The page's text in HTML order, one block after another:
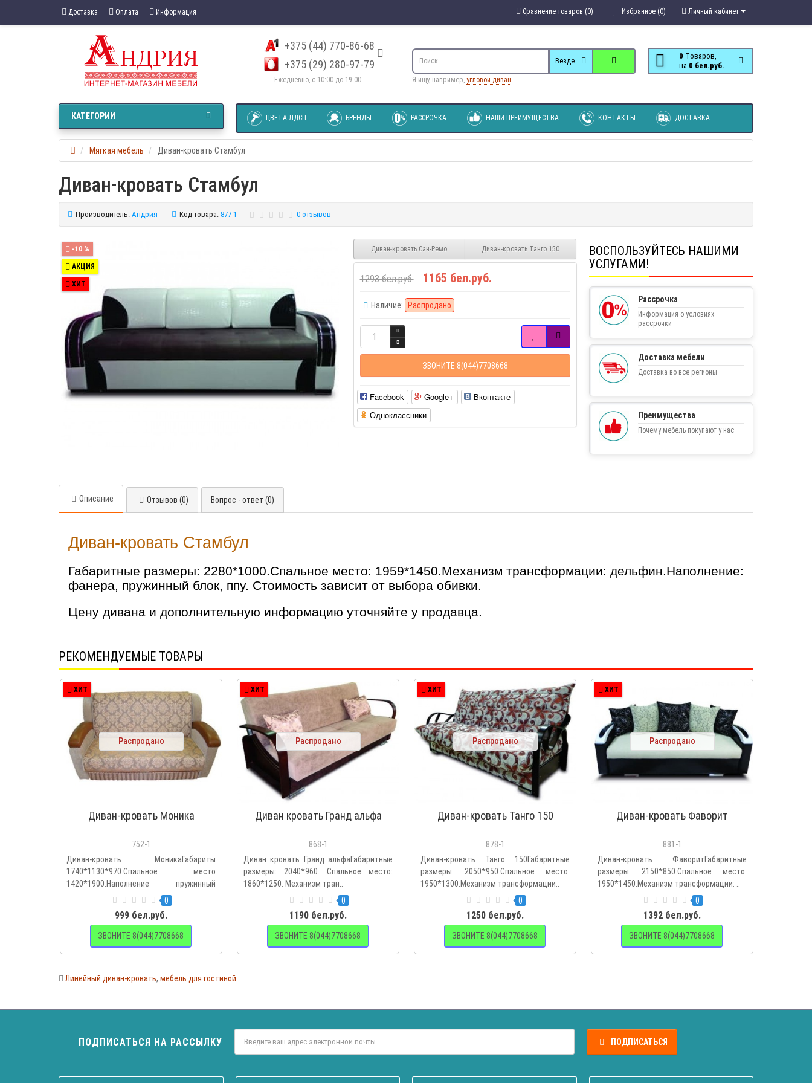
Доставка Оплата Информация Личный кабинет
Избранное (0)
Сравнение товаров (0)
+375 (44) 770-86-68
+375 (29) 280-97-79
Ежедневно, с 10:00 до 19:00
0 Tоваров,
на
0 бел.руб.
Везде
Я ищу, например, угловой диван
ЦВЕТА ЛДСП БРЕНДЫ РАССРОЧКА НАШИ ПРЕИМУЩЕСТВА КОНТАКТЫ ДОСТАВКА
КАТЕГОРИИ
Мягкая мебель Диван-кровать Стамбул
Диван-кровать Стамбул
Производитель: Андрия Код товара: 877-1 0 отзывов
-10 %
АКЦИЯ
ХИТ
Диван-кровать Сан-Ремо Диван-кровать Танго 150
1293 бел.руб. 1165 бел.руб.
Наличие: Распродано
ЗВОНИТЕ 8(044)7708668
Facebook Google+
Вконтакте
Одноклассники
ВОСПОЛЬЗУЙТЕСЬ НАШИМИ
УСЛУГАМИ!
Рассрочка
Информация о условиях
рассрочки
Доставка мебели
Доставка во все регионы
Преимущества
Почему мебель покупают у нас
Описание Отзывов (0) Вопрос - ответ (0)
Диван-кровать Стамбул
Габаритные размеры: 2280*1000.Спальное место: 1959*1450.Механизм трансформации: дельфин.Наполнение:
фанера, пружинный блок, ппу. Стоимость зависит от выбора обивки.
Цену дивана и дополнительную информацию уточняйте у продавца.
РЕКОМЕНДУЕМЫЕ ТОВАРЫ
ХИТ
Распродано
Диван-кровать Моника
752-1
Диван-кровать МоникаГабариты
1740*1130*970.Спальное место
1420*1900.Наполнение пружинный
блок,пенопо..
0
999 бел.руб.
ЗВОНИТЕ 8(044)7708668
ХИТ
Распродано
Диван кровать Гранд альфа
868-1
Диван кровать Гранд альфаГабаритные
размеры: 2040*960. Спальное место:
1860*1250. Механизм тран..
0
1190 бел.руб.
ЗВОНИТЕ 8(044)7708668
ХИТ
Распродано
Диван-кровать Танго 150
878-1
Диван-кровать Танго 150Габаритные
размеры: 2050*950.Спальное место:
1950*1300.Механизм трансформации..
0
1250 бел.руб.
ЗВОНИТЕ 8(044)7708668
ХИТ
Распродано
Диван-кровать Фаворит
881-1
Диван-кровать ФаворитГабаритные
размеры: 2150*850.Спальное место:
1950*1450.Механизм трансформации: ..
0
1392 бел.руб.
ЗВОНИТЕ 8(044)7708668
Линейный диван-кровать, мебель для гостиной
ПОДПИСАТЬСЯ НА РАССЫЛКУ ПОДПИСАТЬСЯ